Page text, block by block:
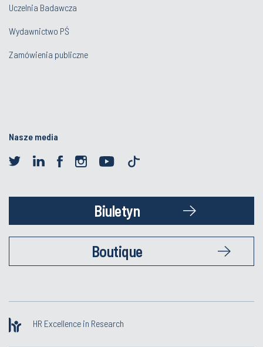
Uczelnia Badawcza
Wydawnictwo PŚ
Zamówienia publiczne
Nasze media
Biuletyn
Boutique
HR Excellence in Research